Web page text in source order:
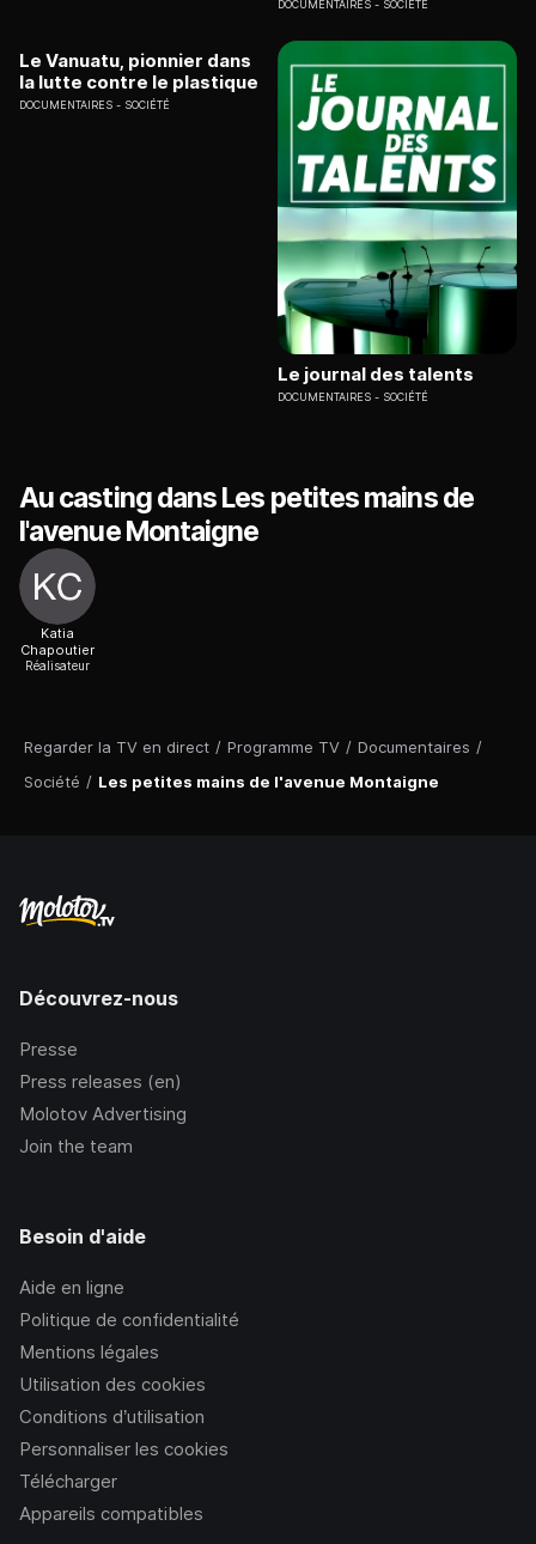
Regarder la TV en direct / Programme TV / Documentaires /
Société / Les petites mains de l'avenue Montaigne
DOCUMENTAIRES SOCIÉTÉ
Le Vanuatu, pionnier dans
la lutte contre le plastique
DOCUMENTAIRES SOCIÉTÉ
Le journal des talents
DOCUMENTAIRES SOCIÉTÉ
Au casting dans Les petites mains de
l'avenue Montaigne
Katia
Chapoutier
Réalisateur
Découvrez-nous
Presse
Press releases (en)
Molotov Advertising
Join the team
Besoin d'aide
Aide en ligne
Politique de confidentialité
Mentions légales
Utilisation des cookies
Conditions d’utilisation
Personnaliser les cookies
Télécharger
Appareils compatibles